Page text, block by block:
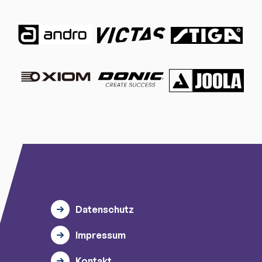
Datenschutz
Impressum